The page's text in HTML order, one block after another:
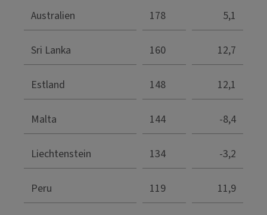
Australien 178 5,1
Sri Lanka 160 12,7
Estland 148 12,1
Malta 144 -8,4
Liechtenstein 134 -3,2
Peru 119 11,9